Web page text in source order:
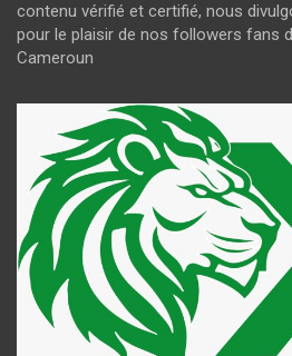
contenu vérifié et certifié, nous
pour le plaisir de nos followers fans
Cameroun